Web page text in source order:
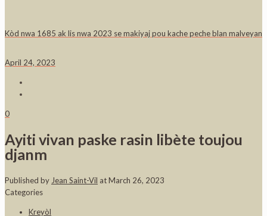
Kòd nwa 1685 ak lis nwa 2023 se makiyaj pou kache peche blan malveyan
April 24, 2023
0
Ayiti vivan paske rasin libète toujou
djanm
Published by Jean Saint-Vil atMarch 26, 2023
Categories
Kreyòl